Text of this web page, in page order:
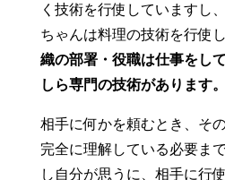
く技術を行使していますし
ちゃんは料理の技術を行使
織の部署・役職は仕事をし
しら専門の技術があります。
相手に何かを頼むとき、そ
完全に理解している必要ま
し自分が思うに、相手に行